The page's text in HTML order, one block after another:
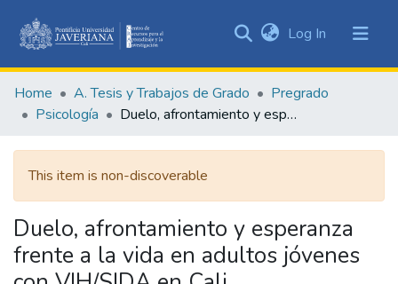
&
Collections
Statistics
Log In (current)
Home A. Tesis y Trabajos de Grado
Pregrado
Psicología
Duelo, afrontamiento y esperanza frente a la vida en adultos jóvenes con VIH/SIDA en Cali
This item is non-discoverable
Duelo, afrontamiento y esperanza
frente a la vida en adultos jóvenes